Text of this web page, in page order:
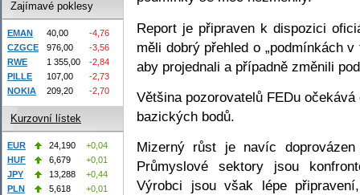
Report je připraven k dispozici
měli dobrý přehled o „podmínkách
aby projednali a případně změnili
Většina pozorovatelů FEDu
bazických bodů.
Mizerný růst je navíc
Průmyslové sektory jsou
Výrobci jsou však lépe
Zajímavé poklesy
EMAN 40,00
-4,76
CZGCE
976,00
-3,56
RWE
1 355,00
-2,84
PILLE
107,00
-2,73
NOKIA
209,20 -2,70
Kurzovní lístek
EUR 24,190
+0,04
HUF
6,679
+0,01
JPY
13,288
+0,44
PLN
5,618
+0,01